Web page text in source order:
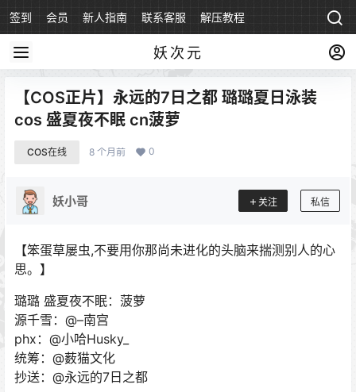
签到 会员 新人指南 联系客服 解压教程
妖次元
【COS正片】永远的7日之都 璐璐夏日泳装
cos 盛夏夜不眠 cn菠萝
COS在线 8 个月前 0
妖小哥 关注 私信
【笨蛋草屡虫,不要用你那尚未进化的头脑来揣测别人的心
思。】
璐璐 盛夏夜不眠：菠萝
源千雪：@–南宫
phx：@小哈Husky_
统筹：@薮猫文化
抄送：@永远的7日之都